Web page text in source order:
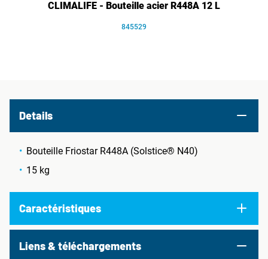
CLIMALIFE - Bouteille acier R448A 12 L
845529
Details
Bouteille Friostar R448A (Solstice® N40)
15 kg
Caractéristiques
Liens & téléchargements